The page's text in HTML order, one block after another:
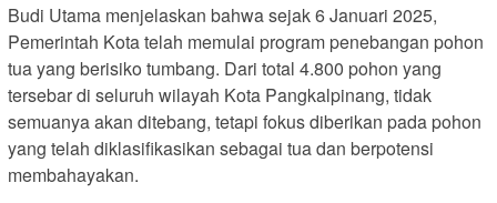
Budi Utama menjelaskan bahwa sejak 6 Januari 2025,
Pemerintah Kota telah memulai program penebangan pohon
tua yang berisiko tumbang. Dari total 4.800 pohon yang
tersebar di seluruh wilayah Kota Pangkalpinang, tidak
semuanya akan ditebang, tetapi fokus diberikan pada pohon
yang telah diklasifikasikan sebagai tua dan berpotensi
membahayakan.